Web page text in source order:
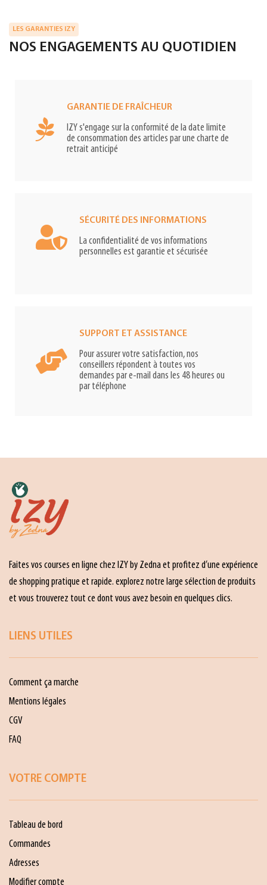
LES GARANTIES IZY
NOS ENGAGEMENTS AU QUOTIDIEN
GARANTIE DE FRAÎCHEUR
IZY s'engage sur la conformité de la date limite
de consommation des articles par une charte de
retrait anticipé
SÉCURITÉ DES INFORMATIONS
La confidentialité de vos informations
personnelles est garantie et sécurisée
SUPPORT ET ASSISTANCE
Pour assurer votre satisfaction, nos
conseillers répondent à toutes vos
demandes par e-mail dans les 48 heures ou
par téléphone
Faites vos courses en ligne chez IZY by Zedna et profitez d’une expérience
de shopping pratique et rapide. explorez notre large sélection de produits
et vous trouverez tout ce dont vous avez besoin en quelques clics.
LIENS UTILES
Comment ça marche
Mentions légales
CGV
FAQ
VOTRE COMPTE
Tableau de bord
Commandes
Adresses
Modifier compte